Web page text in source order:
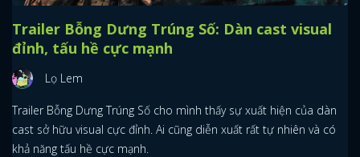
Trailer Bỗng Dưng Trúng Số: Dàn cast visual
đỉnh, tấu hề cực mạnh
Lọ Lem
Trailer Bỗng Dưng Trúng Số cho mình thấy sự xuất hiện của dàn
cast sở hữu visual cực đỉnh. Ai cũng diễn xuất rất tự nhiên và có
khả năng tấu hề cực mạnh.